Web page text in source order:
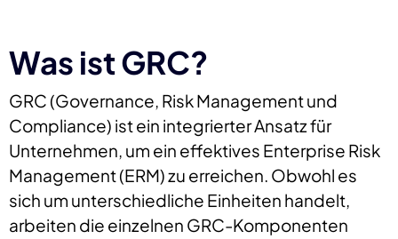
Was ist GRC?
GRC (Governance, Risk Management und
Compliance) ist ein integrierter Ansatz für
Unternehmen, um ein effektives Enterprise Risk
Management (ERM) zu erreichen. Obwohl es
sich um unterschiedliche Einheiten handelt,
arbeiten die einzelnen GRC-Komponenten